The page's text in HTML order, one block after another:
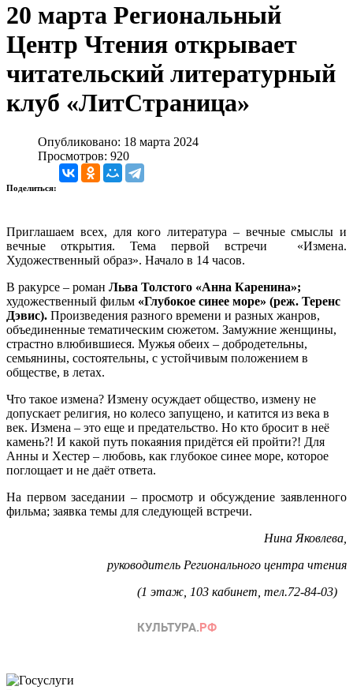
20 марта Региональный
Центр Чтения открывает
читательский литературный
клуб «ЛитСтраница»
Опубликовано: 18 марта 2024
Просмотров: 920
Поделиться:
Приглашаем всех, для кого литература – вечные смыслы и
вечные открытия. Тема первой встречи «Измена.
Художественный образ». Начало в 14 часов.
В ракурсе – роман Льва Толстого «Анна Каренина»;
художественный фильм «Глубокое синее море» (реж. Теренс
Дэвис). Произведения разного времени и разных жанров,
объединенные тематическим сюжетом. Замужние женщины,
страстно влюбившиеся. Мужья обеих – добродетельны,
семьянины, состоятельны, с устойчивым положением в
обществе, в летах.
Что такое измена? Измену осуждает общество, измену не
допускает религия, но колесо запущено, и катится из века в
век. Измена – это еще и предательство. Но кто бросит в неё
камень?! И какой путь покаяния придётся ей пройти?! Для
Анны и Хестер – любовь, как глубокое синее море, которое
поглощает и не даёт ответа.
На первом заседании – просмотр и обсуждение заявленного
фильма; заявка темы для следующей встречи.
Нина Яковлева,
руководитель Регионального центра чтения
(1 этаж, 103 кабинет, тел.72-84-03)